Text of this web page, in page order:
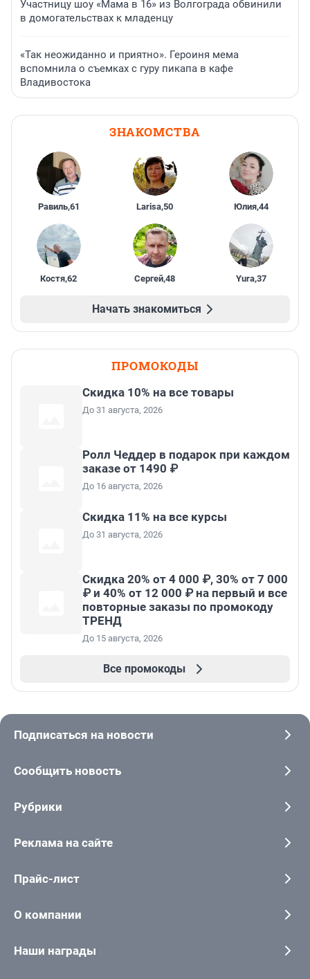
Участницу шоу «Мама в 16» из Волгограда обвинили
в домогательствах к младенцу
«Так неожиданно и приятно». Героиня мема
вспомнила о съемках с гуру пикапа в кафе
Владивостока
ЗНАКОМСТВА
Равиль,61 Larisa,50 Юлия,44
Костя,62 Сергей,48 Yura,37
Начать знакомиться
ПРОМОКОДЫ
Скидка 10% на все товары
До 31 августа, 2026
Ролл Чеддер в подарок при каждом
заказе от 1490 ₽
До 16 августа, 2026
Скидка 11% на все курсы
До 31 августа, 2026
Скидка 20% от 4 000 ₽, 30% от 7 000
₽ и 40% от 12 000 ₽ на первый и все
повторные заказы по промокоду
ТРЕНД
До 15 августа, 2026
Все промокоды
Подписаться на новости
Сообщить новость
Рубрики
Реклама на сайте
Прайс-лист
О компании
Наши награды